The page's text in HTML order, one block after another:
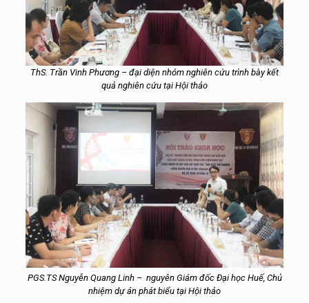
ThS. Trần Vinh Phương – đại diện nhóm nghiên cứu trình bày kết
quả nghiên cứu tại Hội thảo
PGS.TS Nguyễn Quang Linh – nguyên Giám đốc Đại học Huế, Chủ
nhiệm dự án phát biểu tại Hội thảo